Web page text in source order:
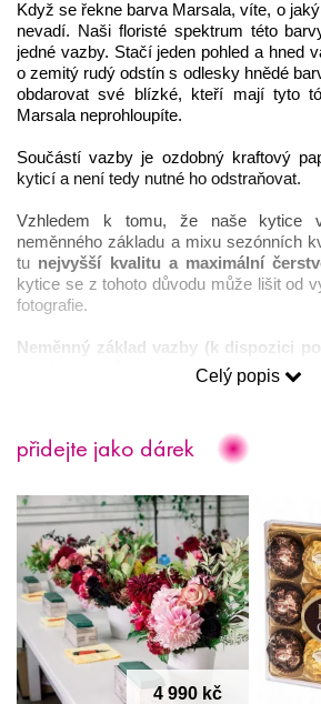
Když se řekne barva Marsala, víte, o
nevadí. Naši floristé spektrum této
jedné vazby. Stačí jeden pohled a hned
o zemitý rudý odstín s odlesky hnědé
obdarovat své blízké, kteří mají tyto
Marsala neprohloupíte.
Součástí vazby je ozdobný kraftový
kyticí a není tedy nutné ho odstraňovat.
Vzhledem k tomu, že naše kytice
neměnného základu a mixu sezónních
tu nejvyšší kvalitu a maximální
kytice se z tohoto důvodu může lišit od
fotografie.
Neměnný základ vazby (k dispozici
dodají svými
nadchnou snílky a
Mix sezónních květin dle ročního období:
Podzim – jiřiny, hortenzie
Zima – pryskyřník, tulipány
Jaro – tulipány, hyacinty, pryskyřník
Velikost: Kytice je dostupná v
vyobrazena na hlavní fotografii.
Intenzita vůně: Středně intenzivní
nevadí silnější vůně je možné vazbu
Celý popis
přidejte jako dárek
4 990 kč